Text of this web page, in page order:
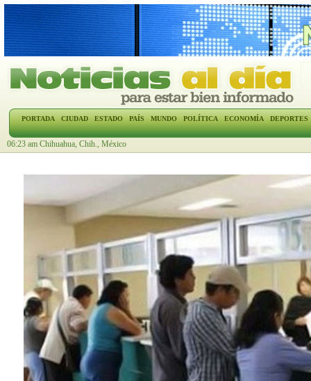
PORTADA CIUDAD ESTADO PAÍS MUNDO POLÍTICA ECONOMÍA DEPORTES
06:23 am Chihuahua, Chih., México